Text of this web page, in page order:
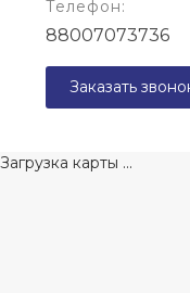
Телефон:
88007073736
Заказать
Загрузка карты ...